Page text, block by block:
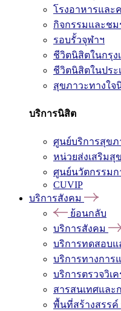
โรงอาหารและ
กิจกรรมและชม
รอบรั้วจุฬาฯ
ชีวิตนิสิตในกรุง
ชีวิตนิสิตในประ
สุขภาวะทางใจ
บริการนิสิต
ศูนย์บริการสุขภ
หน่วยส่งเสริมสุ
ศูนย์นวัตกรรมก
CUVIP
บริการสังคม
ย้อนกลับ
บริการสังคม
บริการทดสอบแ
บริการทางการ
บริการตรวจวิเ
สารสนเทศและ
พื้นที่สร้างสรรค์